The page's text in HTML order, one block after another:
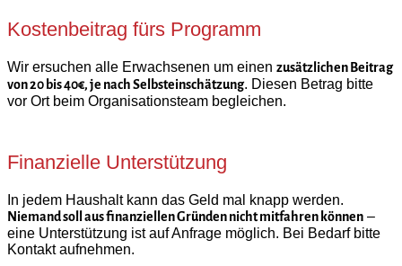
Kostenbeitrag fürs Programm
Wir ersuchen alle Erwachsenen um einen zusätzlichen Beitrag
von 20 bis 40€, je nach Selbsteinschätzung. Diesen Betrag bitte
vor Ort beim Organisationsteam begleichen.
Finanzielle Unterstützung
In jedem Haushalt kann das Geld mal knapp werden.
Niemand soll aus finanziellen Gründen nicht mitfahren können –
eine Unterstützung ist auf Anfrage möglich. Bei Bedarf bitte
Kontakt aufnehmen.